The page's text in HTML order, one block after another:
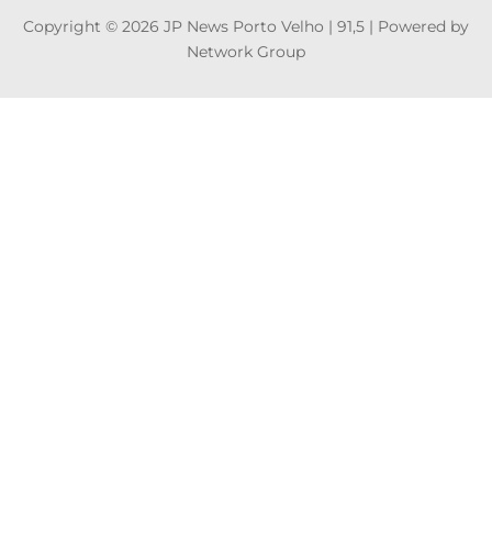
Copyright © 2026 JP News Porto Velho | 91,5 | Powered by
Network Group